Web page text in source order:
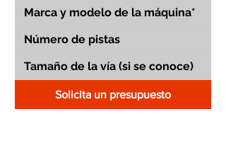
Solicita un presupuesto